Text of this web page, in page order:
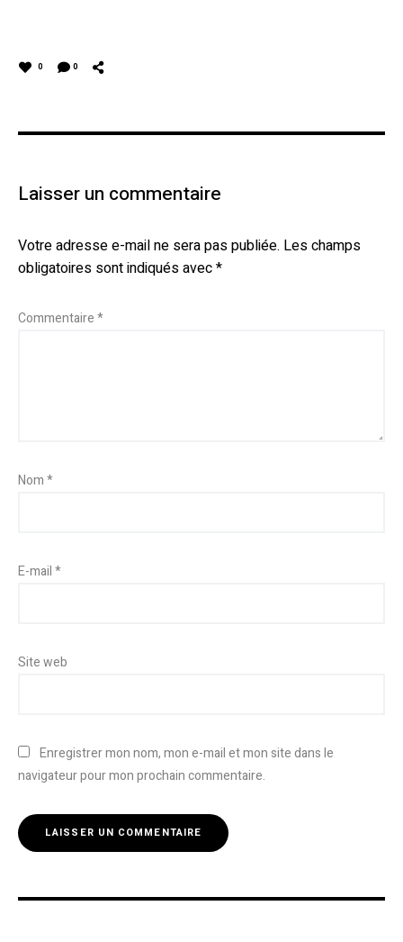
0 0
Laisser un commentaire
Votre adresse e-mail ne sera pas publiée. Les champs
obligatoires sont indiqués avec*
Commentaire*
Nom*
E-mail*
Site web
Enregistrer mon nom, mon e-mail et mon site dans le
navigateur pour mon prochain commentaire.